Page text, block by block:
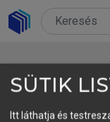
SÜTIK
Itt láthatja és